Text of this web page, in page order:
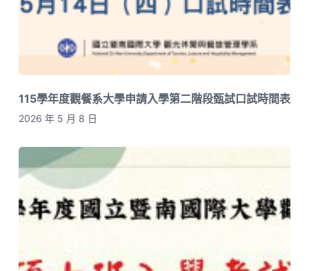
115學年度觀餐系大學申請入學第二階段甄試口試時間表
2026 年 5 月 8 日